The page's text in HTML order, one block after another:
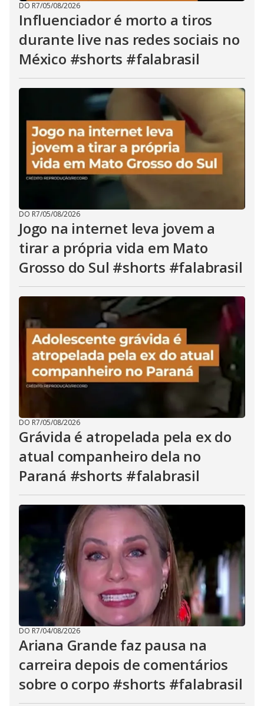
DO R7/05/08/2026
Influenciador é morto a tiros
durante live nas redes sociais no
México #shorts #falabrasil
DO R7/05/08/2026
Jogo na internet leva jovem a
tirar a própria vida em Mato
Grosso do Sul #shorts #falabrasil
DO R7/05/08/2026
Grávida é atropelada pela ex do
atual companheiro dela no
Paraná #shorts #falabrasil
DO R7/04/08/2026
Ariana Grande faz pausa na
carreira depois de comentários
sobre o corpo #shorts #falabrasil